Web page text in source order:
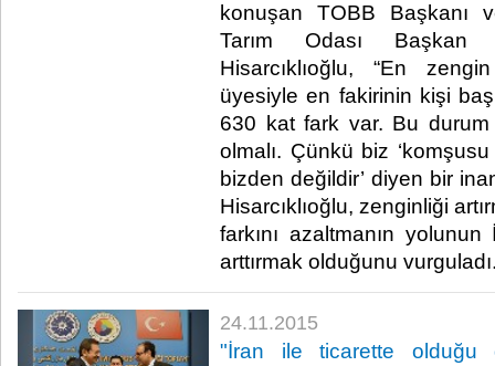
konuşan TOBB Başkanı
Tarım Odası Başkan
Hisarcıklıoğlu, “En
üyesiyle en fakirinin kişi
630 kat fark var. Bu durum
olmalı. Çünkü biz
bizden değildir’ diyen bir
Hisarcıklıoğlu, zenginliği
farkını azaltmanın
arttırmak olduğunu
24.11.2015
"İran ile ticarette olduğu